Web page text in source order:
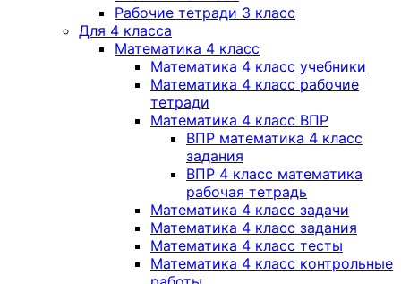
Рабочие тетради 3 класс
Для 4 класса
Математика 4 класс
Математика 4 класс учебники
Математика 4 класс рабочие
тетради
Математика 4 класс ВПР
ВПР математика 4 класс
задания
ВПР 4 класс математика
рабочая тетрадь
Математика 4 класс задачи
Математика 4 класс задания
Математика 4 класс тесты
Математика 4 класс контрольные